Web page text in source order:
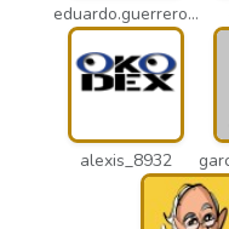
eduardo.guerrero_pto
alexis_8932